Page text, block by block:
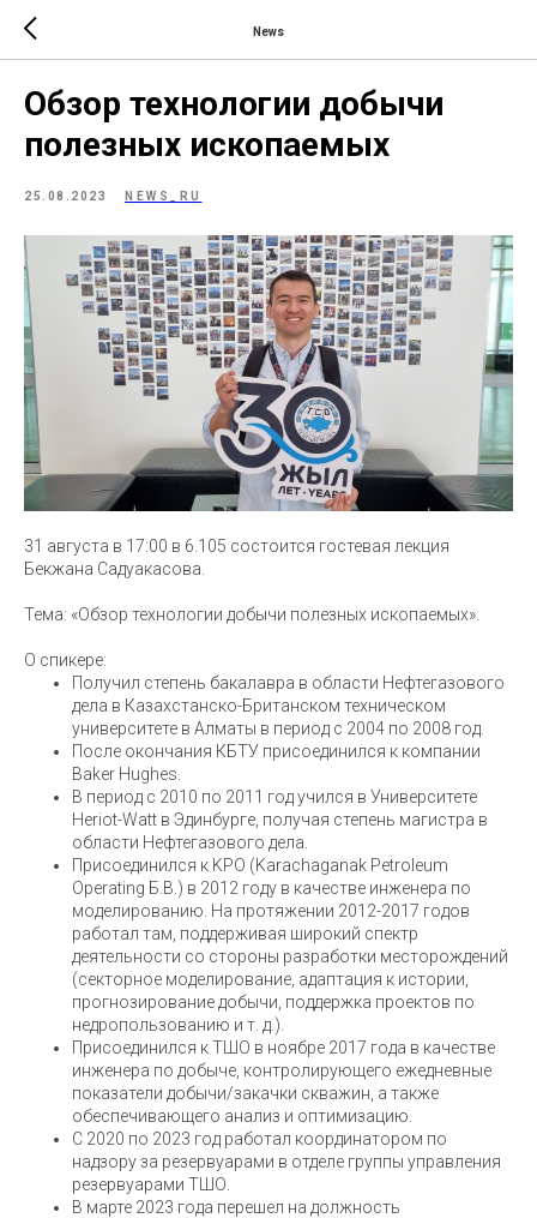
News
Обзор технологии добычи
полезных ископаемых
25.08.2023 NEWS_RU
31 августа в 17:00 в 6.105 состоится гостевая лекция
Бекжана Садуакасова.
Тема: «Обзор технологии добычи полезных ископаемых».
О спикере:
Получил степень бакалавра в области Нефтегазового
дела в Казахстанско-Британском техническом
университете в Алматы в период с 2004 по 2008 год.
После окончания КБТУ присоединился к компании
Baker Hughes.
В период с 2010 по 2011 год учился в Университете
Heriot-Watt в Эдинбурге, получая степень магистра в
области Нефтегазового дела.
Присоединился к KPO (Karachaganak Petroleum
Operating Б.В.) в 2012 году в качестве инженера по
моделированию. На протяжении 2012-2017 годов
работал там, поддерживая широкий спектр
деятельности со стороны разработки месторождений
(секторное моделирование, адаптация к истории,
прогнозирование добычи, поддержка проектов по
недропользованию и т. д.).
Присоединился к ТШО в ноябре 2017 года в качестве
инженера по добыче, контролирующего ежедневные
показатели добычи/закачки скважин, а также
обеспечивающего анализ и оптимизацию.
С 2020 по 2023 год работал координатором по
надзору за резервуарами в отделе группы управления
резервуарами ТШО.
В марте 2023 года перешел на должность